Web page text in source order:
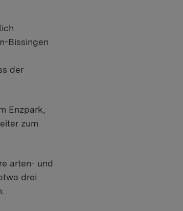
Bissingen
der
Enzpark,
zum
arten- und
drei